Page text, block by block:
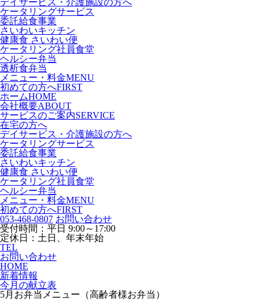
デイサービス・介護施設の方へ
ケータリングサービス
委託給食事業
さいわいキッチン
健康食 さいわい便
ケータリング社員食堂
ヘルシー弁当
透析食弁当
メニュー・料金MENU
初めての方へFIRST
ホームHOME
会社概要ABOUT
サービスのご案内SERVICE
在宅の方へ
デイサービス・介護施設の方へ
ケータリングサービス
委託給食事業
さいわいキッチン
健康食 さいわい便
ケータリング社員食堂
ヘルシー弁当
メニュー・料金MENU
初めての方へFIRST
053-468-0807 お問い合わせ
受付時間：平日 9:00～17:00
定休日：土日、年末年始
TEL
お問い合わせ
HOME
新着情報
今月の献立表
5月お弁当メニュー（高齢者様お弁当）